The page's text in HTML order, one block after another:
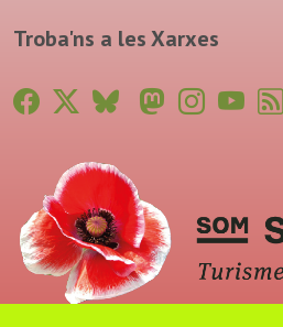
Troba'ns a les Xarxes